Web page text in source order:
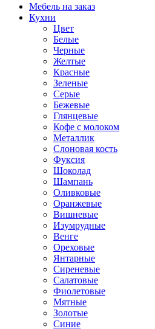
Мебель на заказ
Кухни
Цвет
Белые
Черные
Желтые
Красные
Зеленые
Серые
Бежевые
Глянцевые
Кофе с молоком
Металлик
Слоновая кость
Фуксия
Шоколад
Шампань
Оливковые
Оранжевые
Вишневые
Изумрудные
Венге
Ореховые
Янтарные
Сиреневые
Салатовые
Фиолетовые
Мятные
Золотые
Синие